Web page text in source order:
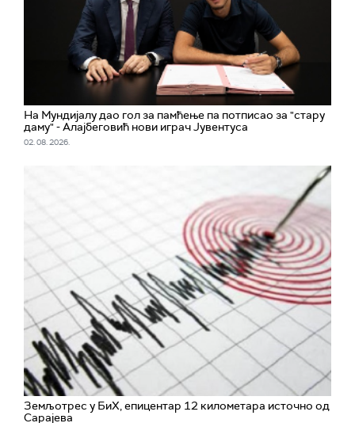
На Мундијалу дао гол за памћење па потписао за "стару
даму" - Алајбеговић нови играч Јувентуса
02. 08. 2026.
Земљотрес у БиХ, епицентар 12 километара источно од
Сарајева